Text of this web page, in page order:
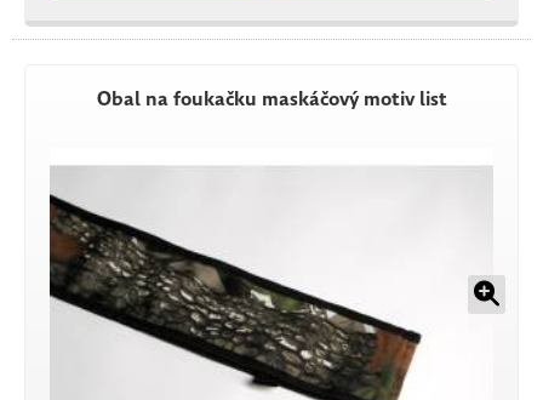
Obal na foukačku maskáčový motiv list